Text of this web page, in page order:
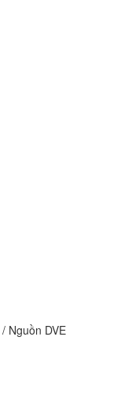
/ Nguồn DVE